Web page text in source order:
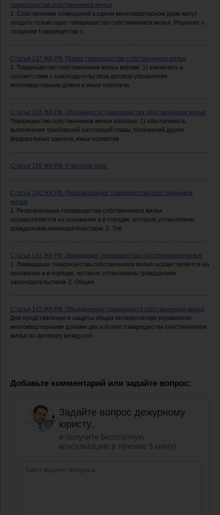
товарищества собственников жилья
1. Собственники помещений в одном многоквартирном доме могут
создать только одно товарищество собственников жилья. Решение о
создании товарищества с
Статья 137 ЖК РФ. Права товарищества собственников жилья
1. Товарищество собственников жилья вправе: 1) заключать в
соответствии с законодательством договор управления
многоквартирным домом и иные обеспечи
Статья 138 ЖК РФ. Обязанности товарищества собственников жилья
Товарищество собственников жилья обязано: 1) обеспечивать
выполнение требований настоящей главы, положений других
федеральных законов, иных норматив
Статья 139 ЖК РФ. Утратила силу.
Статья 140 ЖК РФ. Реорганизация товарищества собственников
жилья
1. Реорганизация товарищества собственников жилья
осуществляется на основании и в порядке, которые установлены
гражданским законодательством. 2. Тов
Статья 141 ЖК РФ. Ликвидация товарищества собственников жилья
1. Ликвидация товарищества собственников жилья осуществляется на
основании и в порядке, которые установлены гражданским
законодательством. 2. Общее
Статья 142 ЖК РФ. Объединение товариществ собственников жилья
Для представления и защиты общих интересов при управлении
многоквартирными домами два и более товарищества собственников
жилья по договору между соб
Добавьте комментарий или задайте вопрос:
Задайте вопрос дежурному
юристу,
и получите бесплатную
консультацию в течение 5 минут.